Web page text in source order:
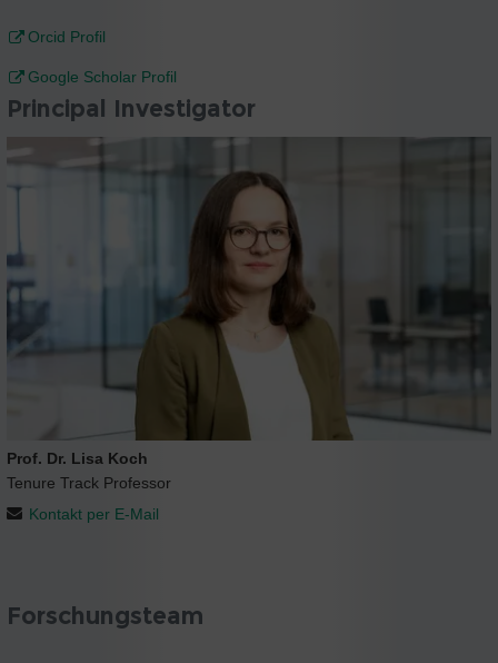
Orcid Profil
Google Scholar Profil
Principal Investigator
Prof. Dr. Lisa Koch
Tenure Track Professor
Kontakt per E-Mail
Forschungsteam